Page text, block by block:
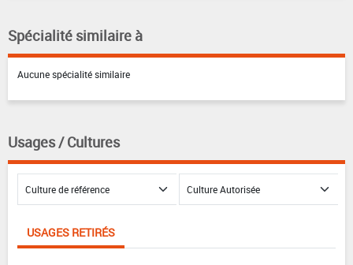
Spécialité similaire à
Aucune spécialité similaire
Usages / Cultures
USAGES RETIRÉS